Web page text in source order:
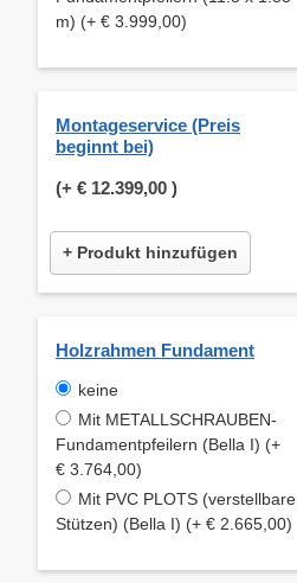
m) (+ € 3.999,00)
Montageservice (Preis
beginnt bei)
(+ € 12.399,00 )
+ Produkt hinzufügen
Holzrahmen Fundament
keine
Mit METALLSCHRAUBEN-
Fundamentpfeilern (Bella I) (+
€ 3.764,00)
Mit PVC PLOTS (verstellbare
Stützen) (Bella I) (+ € 2.665,00)